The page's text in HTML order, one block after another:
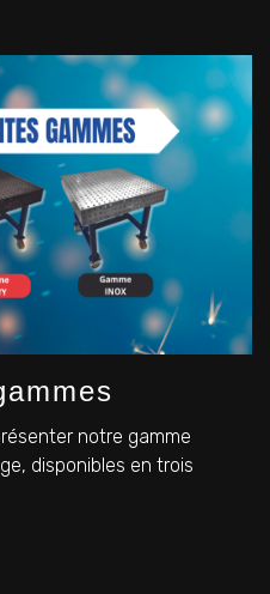
notre gamme
disponibles en trois